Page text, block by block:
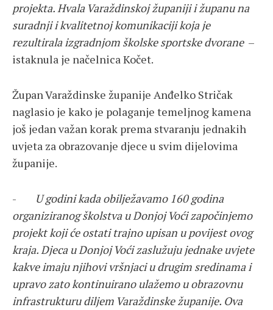
projekta. Hvala Varaždinskoj županiji i županu na
suradnji i kvalitetnoj komunikaciji koja je
rezultirala izgradnjom školske sportske dvorane–
istaknula je načelnica Kočet.
Župan Varaždinske županije Anđelko Stričak
naglasio je kako je polaganje temeljnog kamena
još jedan važan korak prema stvaranju jednakih
uvjeta za obrazovanje djece u svim dijelovima
županije.
- U godini kada obilježavamo 160 godina
organiziranog školstva u Donjoj Voći započinjemo
projekt koji će ostati trajno upisan u povijest ovog
kraja. Djeca u Donjoj Voći zaslužuju jednake uvjete
kakve imaju njihovi vršnjaci u drugim sredinama i
upravo zato kontinuirano ulažemo u obrazovnu
infrastrukturu diljem Varaždinske županije. Ova